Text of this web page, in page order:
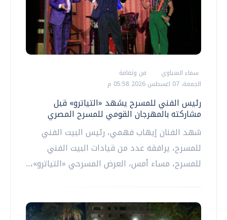
سماء المنياوي
فن وثقافة
الجمعة، 07 اغسطس 2026 05:58 م
رئيس الفني للمسرح يشهد «التياترو» قبل
مشاركته بالمهرجان القومي للمسرح المصري
شهد الفنان إيهاب فهمي، رئيس البيت الفني
للمسرح، يرافقه عدد من قيادات البيت الفني
للمسرح، مساء أمس، العرض المسرحي «التياترو»،...